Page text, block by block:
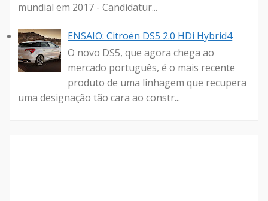
mundial em 2017 - Candidatur...
ENSAIO: Citroën DS5 2.0 HDi Hybrid4
O novo DS5, que agora chega ao
mercado português, é o mais recente
produto de uma linhagem que recupera
uma designação tão cara ao constr...